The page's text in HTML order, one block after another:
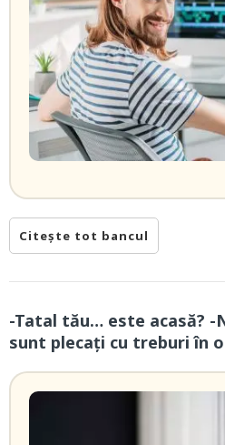
Citește tot bancul
-Tatal tău… este acasă?
sunt plecați cu treburi în